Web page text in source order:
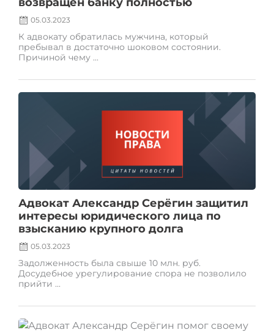
05.03.2023
К адвокату обратилась мужчина, который
пребывал в достаточно шоковом состоянии.
Причиной чему ...
Адвокат Александр Серёгин защитил
интересы юридического лица по
взысканию крупного долга
05.03.2023
Задолженность была свыше 10 млн. руб.
Досудебное урегулирование спора не позволило
прийти ...
Posted